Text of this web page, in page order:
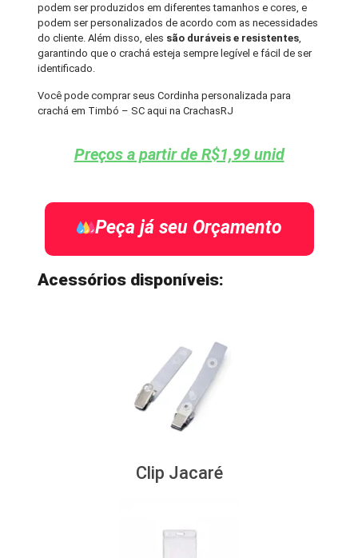
podem ser produzidos em diferentes tamanhos e cores, e
podem ser personalizados de acordo com as necessidades
do cliente. Além disso, eles são duráveis e resistentes,
garantindo que o crachá esteja sempre legível e fácil de ser
identificado.
Você pode comprar seus Cordinha personalizada para
crachá em Timbó – SC aqui na CrachasRJ
Preços a partir de R$1,99 unid
Peça já seu Orçamento
Acessórios disponíveis:
Clip Jacaré